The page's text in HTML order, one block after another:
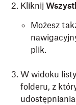
Kliknij
Możesz
plik.
W widoku
folderu, z